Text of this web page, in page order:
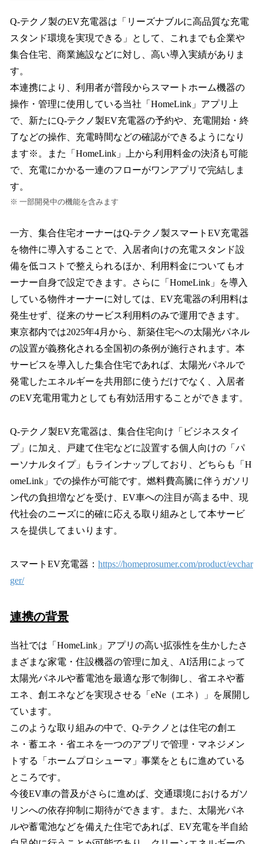
Q-テクノ製のEV充電器は「リーズナブルに高品質な充電
スタンド環境を実現できる」として、これまでも企業や
集合住宅、商業施設などに対し、高い導入実績がありま
す。
本連携により、利用者が普段からスマートホーム機器の
操作・管理に使用している当社「HomeLink」アプリ上
で、新たにQ-テクノ製EV充電器の予約や、充電開始・終
了などの操作、充電時間などの確認ができるようになり
ます※。また「HomeLink」上から利用料金の決済も可能
で、充電にかかる一連のフローがワンアプリで完結しま
す。
※ 一部開発中の機能を含みます
一方、集合住宅オーナーはQ-テクノ製スマートEV充電器
を物件に導入することで、入居者向けの充電スタンド設
備を低コストで整えられるほか、利用料金についてもオ
ーナー自身で設定できます。さらに「HomeLink」を導入
している物件オーナーに対しては、EV充電器の利用料は
発生せず、従来のサービス利用料のみで運用できます。
東京都内では2025年4月から、新築住宅への太陽光パネル
の設置が義務化される全国初の条例が施行されます。本
サービスを導入した集合住宅であれば、太陽光パネルで
発電したエネルギーを共用部に使うだけでなく、入居者
のEV充電用電力としても有効活用することができます。
Q-テクノ製EV充電器は、集合住宅向け「ビジネスタイ
プ」に加え、戸建て住宅などに設置する個人向けの「パ
ーソナルタイプ」もラインナップしており、どちらも「H
omeLink」での操作が可能です。燃料費高騰に伴うガソリ
ン代の負担増などを受け、EV車への注目が高まる中、現
代社会のニーズに的確に応える取り組みとして本サービ
スを提供してまいります。
スマートEV充電器： https://homeprosumer.com/product/evchar
ger/
連携の背景
当社では「HomeLink」アプリの高い拡張性を生かしたさ
まざまな家電・住設機器の管理に加え、AI活用によって
太陽光パネルや蓄電池を最適な形で制御し、省エネや蓄
エネ、創エネなどを実現させる「eNe（エネ）」を展開し
ています。
このような取り組みの中で、Q-テクノとは住宅の創エ
ネ・蓄エネ・省エネを一つのアプリで管理・マネジメン
トする「ホームプロシューマ」事業をともに進めている
ところです。
今後EV車の普及がさらに進めば、交通環境におけるガソ
リンへの依存抑制に期待ができます。また、太陽光パネ
ルや蓄電池などを備えた住宅であれば、EV充電を半自給